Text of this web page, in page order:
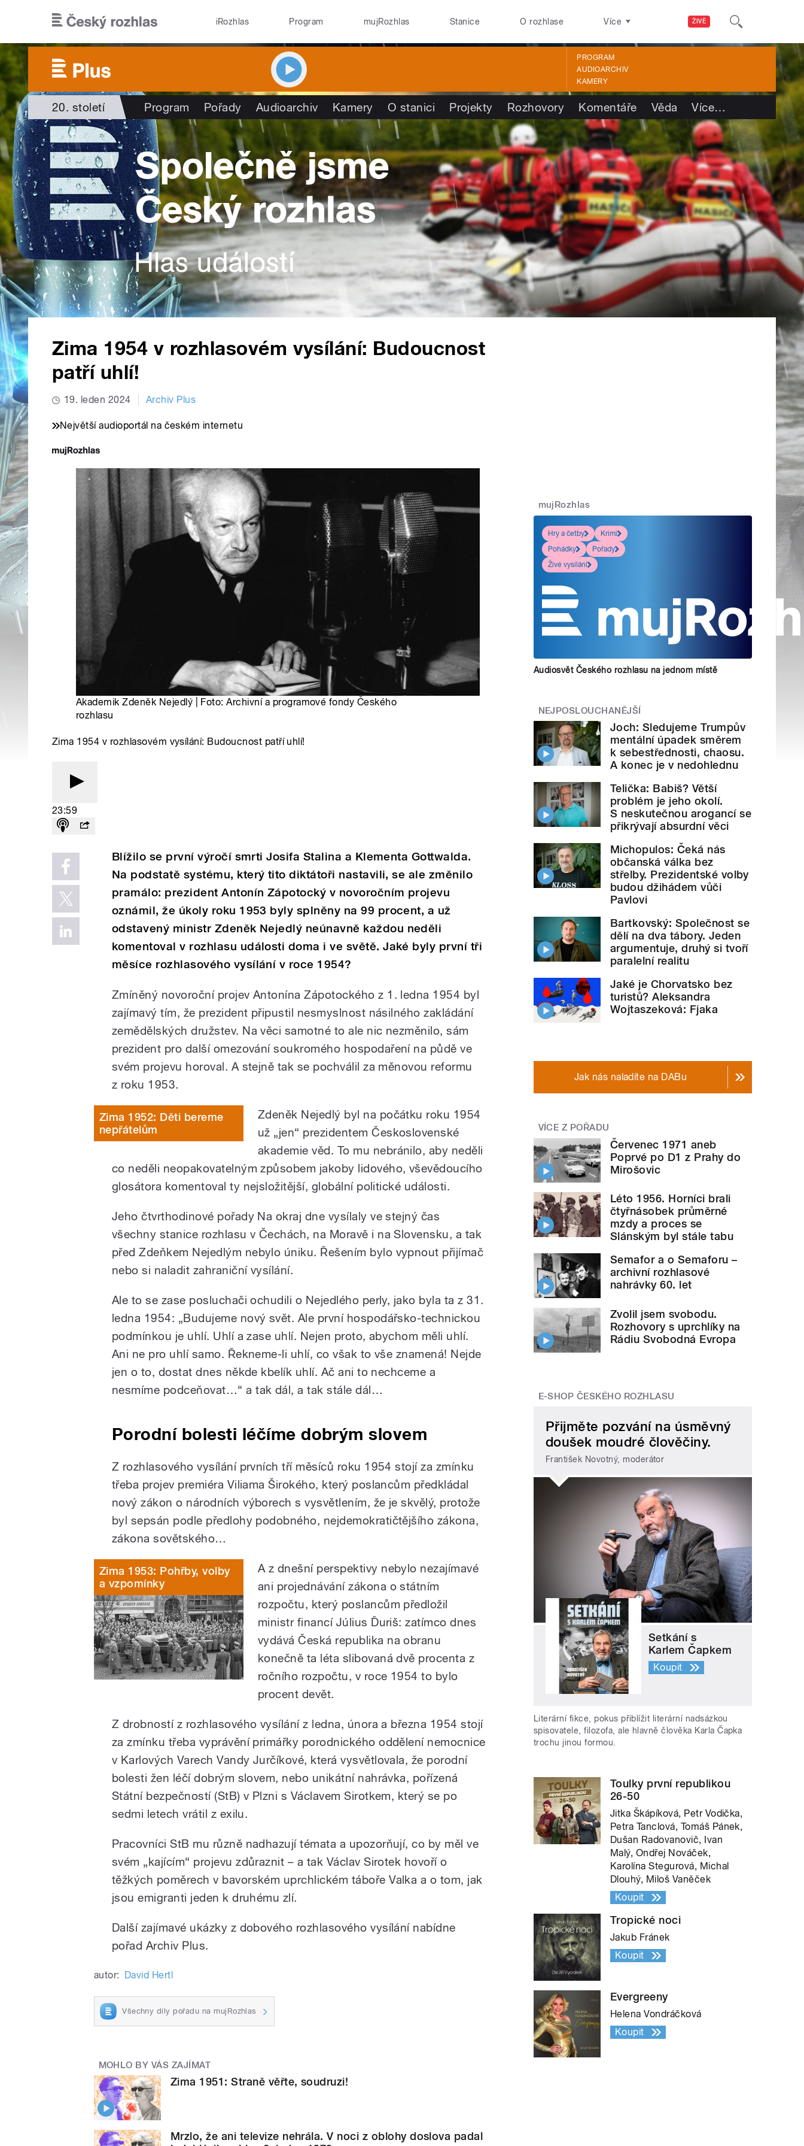
ŽIVĚ
iRozhlas Program mujRozhlas Stanice O rozhlase Více
PROGRAM
AUDIOARCHIV
KAMERY
20. století Program Pořady Audioarchiv Kamery O stanici Projekty Rozhovory Komentáře Věda Více…
Zima 1954 v rozhlasovém vysílání: Budoucnost
patří uhlí!
19. leden 2024 Archiv Plus
Největší audioportál na českém internetu
Akademik Zdeněk Nejedlý | Foto: Archivní a programové fondy Českého
rozhlasu
Zima 1954 v rozhlasovém vysílání: Budoucnost patří uhlí!
23:59
Blížilo se první výročí smrti Josifa Stalina a Klementa Gottwalda.
Na podstatě systému, který tito diktátoři nastavili, se ale změnilo
pramálo: prezident Antonín Zápotocký v novoročním projevu
oznámil, že úkoly roku 1953 byly splněny na 99 procent, a už
odstavený ministr Zdeněk Nejedlý neúnavně každou neděli
komentoval v rozhlasu události doma i ve světě. Jaké byly první tři
měsíce rozhlasového vysílání v roce 1954?
Zmíněný novoroční projev Antonína Zápotockého z 1. ledna 1954 byl
zajímavý tím, že prezident připustil nesmyslnost násilného zakládání
zemědělských družstev. Na věci samotné to ale nic nezměnilo, sám
prezident pro další omezování soukromého hospodaření na půdě ve
svém projevu horoval. A stejně tak se pochválil za měnovou reformu
z roku 1953.
Zima 1952: Děti bereme
nepřátelům
Zdeněk Nejedlý byl na počátku roku 1954
už „jen“ prezidentem Československé
akademie věd. To mu nebránilo, aby neděli
co neděli neopakovatelným způsobem jakoby lidového, vševědoucího
glosátora komentoval ty nejsložitější, globální politické události.
Jeho čtvrthodinové pořady Na okraj dne vysílaly ve stejný čas
všechny stanice rozhlasu v Čechách, na Moravě i na Slovensku, a tak
před Zdeňkem Nejedlým nebylo úniku. Řešením bylo vypnout přijímač
nebo si naladit zahraniční vysílání.
Ale to se zase posluchači ochudili o Nejedlého perly, jako byla ta z 31.
ledna 1954: „Budujeme nový svět. Ale první hospodářsko-technickou
podmínkou je uhlí. Uhlí a zase uhlí. Nejen proto, abychom měli uhlí.
Ani ne pro uhlí samo. Řekneme-li uhlí, co však to vše znamená! Nejde
jen o to, dostat dnes někde kbelík uhlí. Ač ani to nechceme a
nesmíme podceňovat…“ a tak dál, a tak stále dál…
Porodní bolesti léčíme dobrým slovem
Z rozhlasového vysílání prvních tří měsíců roku 1954 stojí za zmínku
třeba projev premiéra Viliama Širokého, který poslancům předkládal
nový zákon o národních výborech s vysvětlením, že je skvělý, protože
byl sepsán podle předlohy podobného, nejdemokratičtějšího zákona,
zákona sovětského…
Zima 1953: Pohřby, volby
a vzpomínky
A z dnešní perspektivy nebylo nezajímavé
ani projednávání zákona o státním
rozpočtu, který poslancům předložil
ministr financí Július Ďuriš: zatímco dnes
vydává Česká republika na obranu
konečně ta léta slibovaná dvě procenta z
ročního rozpočtu, v roce 1954 to bylo
procent devět.
Z drobností z rozhlasového vysílání z ledna, února a března 1954 stojí
za zmínku třeba vyprávění primářky porodnického oddělení nemocnice
v Karlových Varech Vandy Jurčíkové, která vysvětlovala, že porodní
bolesti žen léčí dobrým slovem, nebo unikátní nahrávka, pořízená
Státní bezpečností (StB) v Plzni s Václavem Sirotkem, který se po
sedmi letech vrátil z exilu.
Pracovníci StB mu různě nadhazují témata a upozorňují, co by měl ve
svém „kajícím“ projevu zdůraznit – a tak Václav Sirotek hovoří o
těžkých poměrech v bavorském uprchlickém táboře Valka a o tom, jak
jsou emigranti jeden k druhému zlí.
Další zajímavé ukázky z dobového rozhlasového vysílání nabídne
pořad Archiv Plus.
autor: David Hertl
Všechny díly pořadu na mujRozhlas
MOHLO BY VÁS ZAJÍMAT
Zima 1951: Straně věřte, soudruzi!
Mrzlo, že ani televize nehrála. V noci z oblohy doslova padal
mujRozhlas
Hry a četby
Krimi
Pohádky
Pořady
Živé vysílání
Audiosvět Českého rozhlasu na jednom místě
NEJPOSLOUCHANĚJŠÍ
Joch: Sledujeme Trumpův
mentální úpadek směrem
k sebestřednosti, chaosu.
A konec je v nedohlednu
Telička: Babiš? Větší
problém je jeho okolí.
S neskutečnou arogancí se
přikrývají absurdní věci
Michopulos: Čeká nás
občanská válka bez
střelby. Prezidentské volby
budou džihádem vůči
Pavlovi
Bartkovský: Společnost se
dělí na dva tábory. Jeden
argumentuje, druhý si tvoří
paralelní realitu
Jaké je Chorvatsko bez
turistů? Aleksandra
Wojtaszeková: Fjaka
Jak nás naladíte na DABu
VÍCE Z POŘADU
Červenec 1971 aneb
Poprvé po D1 z Prahy do
Mirošovic
Léto 1956. Horníci brali
čtyřnásobek průměrné
mzdy a proces se
Slánským byl stále tabu
Semafor a o Semaforu –
archivní rozhlasové
nahrávky 60. let
Zvolil jsem svobodu.
Rozhovory s uprchlíky na
Rádiu Svobodná Evropa
E-SHOP ČESKÉHO ROZHLASU
Přijměte pozvání na úsměvný
doušek moudré člověčiny.
František Novotný, moderátor
Setkání s
Karlem Čapkem
Koupit
Literární fikce, pokus přiblížit literární nadsázkou
spisovatele, filozofa, ale hlavně člověka Karla Čapka
trochu jinou formou.
Toulky první republikou
26-50
Jitka Škápíková, Petr Vodička,
Petra Tanclová, Tomáš Pánek,
Dušan Radovanovič, Ivan
Malý, Ondřej Nováček,
Karolína Stegurová, Michal
Dlouhý, Miloš Vaněček
Koupit
Tropické noci
Jakub Fránek
Koupit
Evergreeny
Helena Vondráčková
Koupit